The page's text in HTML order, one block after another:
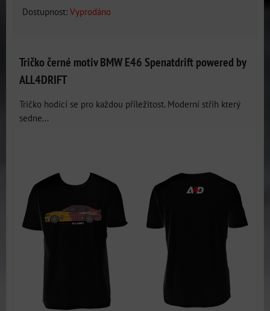
Dostupnost: Vyprodáno
Tričko černé motiv BMW E46 Spenatdrift powered by
ALL4DRIFT
Tričko hodící se pro každou příležitost. Moderní střih který
sedne...